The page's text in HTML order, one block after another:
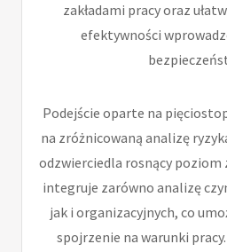
zakładami pracy oraz
efektywności
Podejście oparte na
na zróżnicowaną analizę
odzwierciedla rosnący poziom
integruje zarówno analizę
jak i organizacyjnych, co
spojrzenie na warunki